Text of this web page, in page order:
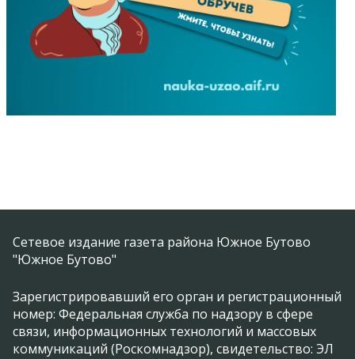
Сетевое издание газета района Южное Бутово
"Южное Бутово"
Зарегистрировавший его орган и регистрационный
номер: Федеральная служба по надзору в сфере
связи, информационных технологий и массовых
коммуникаций (Роскомнадзор), свидетельство: ЭЛ